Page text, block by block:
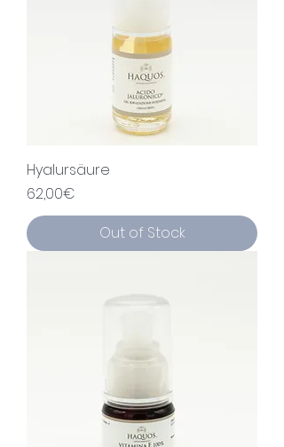
Hyalursäure
Price
62,00€
Out of Stock